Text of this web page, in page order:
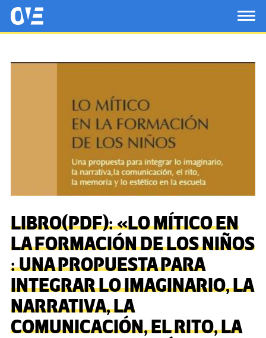
Saltar al contenido principal
OtrasVocesenEducacion.org
LIBRO(PDF): «LO MÍTICO EN
LA FORMACIÓN DE LOS NIÑOS
: UNA PROPUESTA PARA
INTEGRAR LO IMAGINARIO, LA
NARRATIVA, LA
COMUNICACIÓN, EL RITO, LA